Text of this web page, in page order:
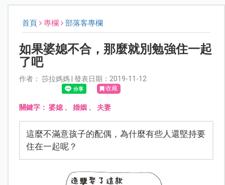
首頁 專欄 部落客專欄
如果婆媳不合，那麼就別勉強住一起
了吧
作者： 莎拉媽媽 | 發表日期：2019-11-12
收藏
關鍵字： 婆媳、 婚姻 、 夫妻
這麼不滿意孩子的配偶，為什麼有些人還堅持要
住在一起呢？